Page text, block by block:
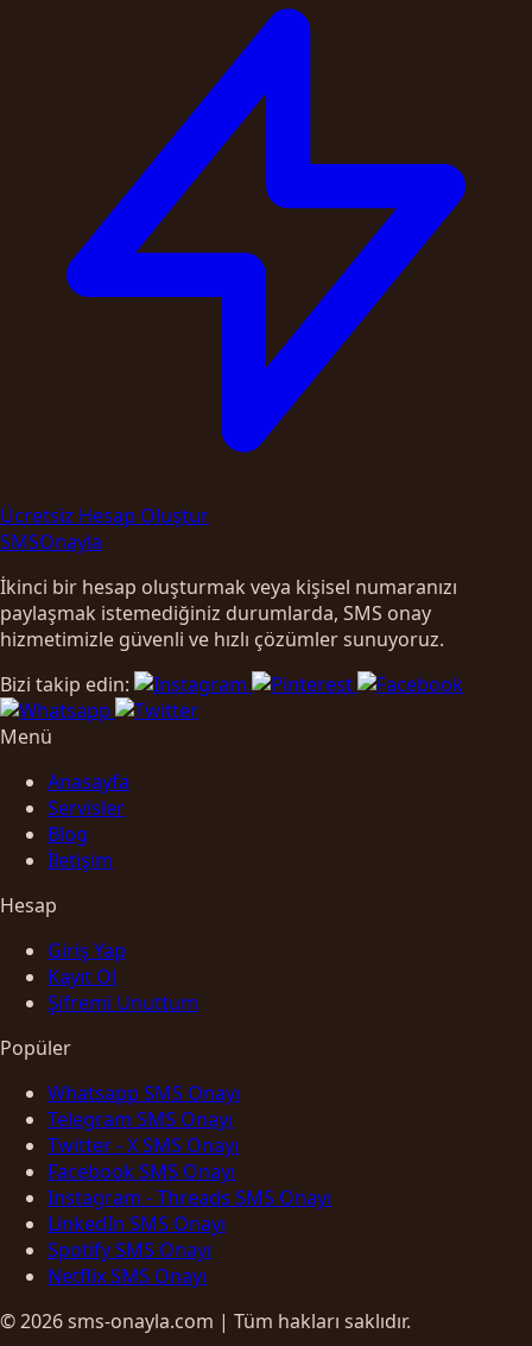
Ücretsiz Hesap Oluştur
SMSOnayla
İkinci bir hesap oluşturmak veya kişisel numaranızı
paylaşmak istemediğiniz durumlarda, SMS onay
hizmetimizle güvenli ve hızlı çözümler sunuyoruz.
Bizi takip edin:
Menü
Anasayfa
Servisler
Blog
İletişim
Hesap
Giriş Yap
Kayıt Ol
Şifremi Unuttum
Popüler
Whatsapp SMS Onayı
Telegram SMS Onayı
Twitter - X SMS Onayı
Facebook SMS Onayı
Instagram - Threads SMS Onayı
LinkedIn SMS Onayı
Spotify SMS Onayı
Netflix SMS Onayı
© 2026 sms-onayla.com | Tüm hakları saklıdır.